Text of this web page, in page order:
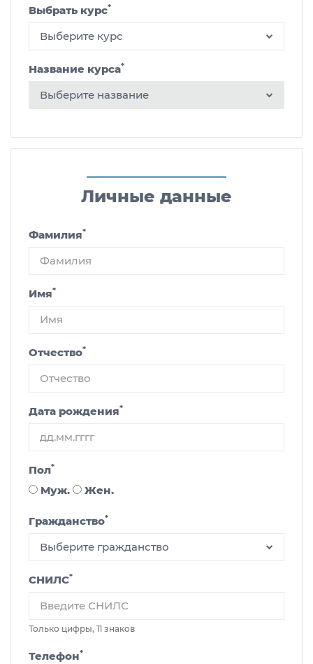
Выбрать курс*
Выберите курс
Название курса*
Выберите название
Личные данные
Фамилия*
Имя*
Отчество*
Дата рождения*
Пол*
Муж. Жен.
Гражданство*
Выберите гражданство
СНИЛС*
Только цифры, 11 знаков
Телефон*